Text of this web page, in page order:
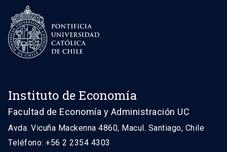
Instituto de Economía
Facultad de Economía y Administración UC
Avda. Vicuña Mackenna 4860, Macul. Santiago, Chile
Teléfono: +56 2 2354 4303